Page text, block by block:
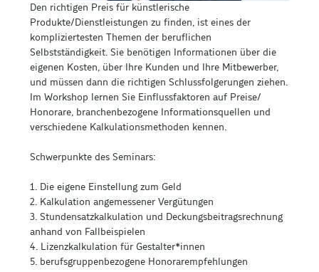
Den richtigen Preis für künstlerische
Produkte/Dienstleistungen zu finden, ist eines der
kompliziertesten Themen der beruflichen
Selbstständigkeit. Sie benötigen Informationen über die
eigenen Kosten, über Ihre Kunden und Ihre Mitbewerber,
und müssen dann die richtigen Schlussfolgerungen ziehen.
Im Workshop lernen Sie Einflussfaktoren auf Preise/
Honorare, branchenbezogene
Informationsquellen und
verschiedene Kalkulationsmethoden kennen.
Schwerpunkte des Seminars:
1. Die eigene Einstellung zum Geld
2. Kalkulation angemessener Vergütungen
3. Stundensatzkalkulation und Deckungsbeitragsrechnung
anhand von Fallbeispielen
4. Lizenzkalkulation für Gestalter*innen
5. berufsgruppenbezogene Honorarempfehlungen